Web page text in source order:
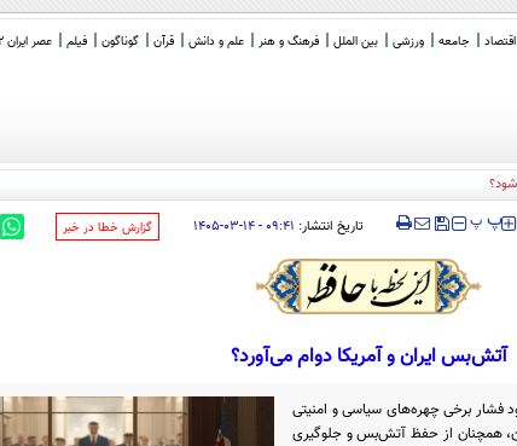
اقتصاد جامعه ورزشی بین الملل فرهنگ و هنر علم و دانش قرآن گوناگون فیلم عصر ایران 2
‍‍‍ پ پ تاریخ انتشار: ۰۹:۴۱ - ۱۴-۰۳-۱۴۰۵ ‌گزارش خطا در خبر
آتش‌بس ایران و آمریکا دوام می‌آورد؟
فشار برخی چهره‌های سیاسی و امنیتی
همچنان از حفظ آتش‌بس و جلوگیری